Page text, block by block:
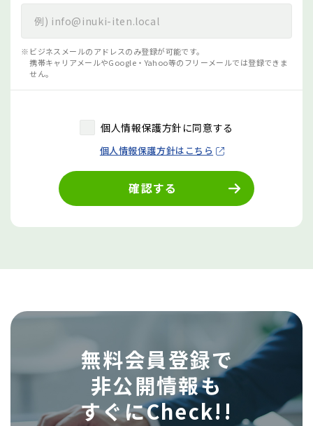
ビジネスメールのアドレスのみ登録が可能です。
携帯キャリアメールやGoogle・Yahoo等のフリーメールでは登録できま
せん。
個人情報保護方針に同意する
個人情報保護方針はこちら
確認する
無料会員登録で
非公開情報も
すぐにCheck!!